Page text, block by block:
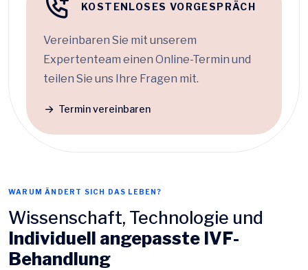
KOSTENLOSES VORGESPRÄCH
Vereinbaren Sie mit unserem
Expertenteam einen Online-Termin und
teilen Sie uns Ihre Fragen mit.
Termin vereinbaren
WARUM ÄNDERT SICH DAS LEBEN?
Wissenschaft, Technologie und
Individuell angepasste IVF-
Behandlung